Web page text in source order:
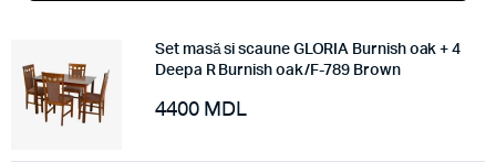
Set masă si scaune GLORIA Burnish oak + 4
Deepa R Burnish oak/F-789 Brown
4400 MDL